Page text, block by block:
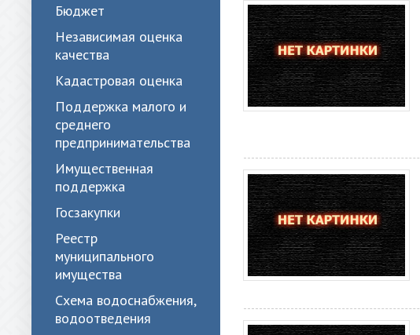
Бюджет
Независимая оценка
качества
Кадастровая оценка
Поддержка малого и
среднего
предпринимательства
Имущественная
поддержка
Госзакупки
Реестр
муниципального
имущества
Схема водоснабжения,
водоотведения